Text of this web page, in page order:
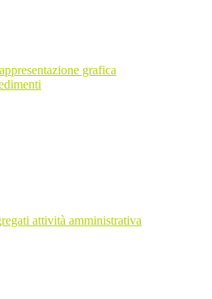
grafica
attività amministrativa